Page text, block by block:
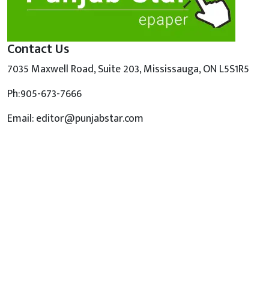
Contact Us
7035 Maxwell Road, Suite 203, Mississauga, ON L5S1R5
Ph:905-673-7666
Email: editor@punjabstar.com